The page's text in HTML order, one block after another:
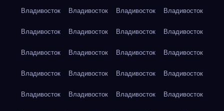
Владивосток Владивосток Владивосток Владивосток
Владивосток Владивосток Владивосток Владивосток
Владивосток Владивосток Владивосток Владивосток
Владивосток Владивосток Владивосток Владивосток
Владивосток Владивосток Владивосток Владивосток